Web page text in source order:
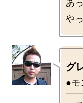
あ
グ
●モ